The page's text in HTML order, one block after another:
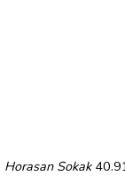
Horasan Sokak